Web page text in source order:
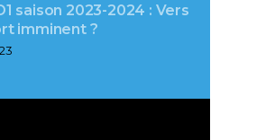
saison 2023-2024 : Vers
imminent ?